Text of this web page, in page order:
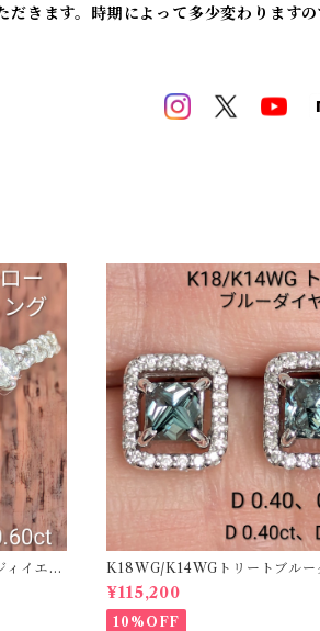
きます。時期によって多少変わります
イエロ
【PRO
K18WG/K14WGトリートブルー
ス 【PRO208939】
¥115,200
10%OFF